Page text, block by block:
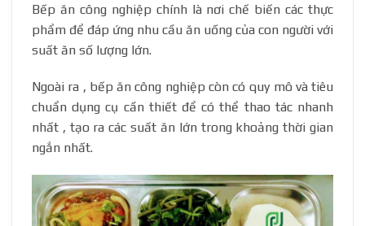
Bếp ăn công nghiệp chính là nơi chế biến các thực
phẩm để đáp ứng nhu cầu ăn uống của con người với
suất ăn số lượng lớn.
Ngoài ra , bếp ăn công nghiệp còn có quy mô và tiêu
chuẩn dụng cụ cần thiết để có thể thao tác nhanh
nhất , tạo ra các suất ăn lớn trong khoảng thời gian
ngắn nhất.